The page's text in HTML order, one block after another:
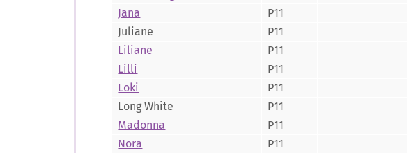
Jana
P11
Juliane
P11
Liliane
P11
Lilli
P11
Loki
P11
Long White
P11
Madonna
P11
Nora
P11